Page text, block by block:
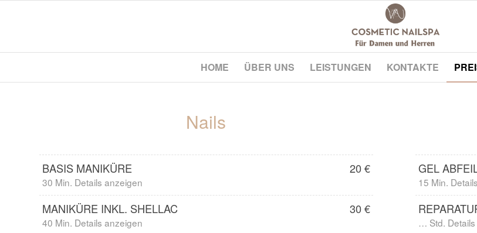
HOME ÜBER UNS LEISTUNGEN KONTAKTE
Nails
BASIS MANIKÜRE 20 €
30 Min. Details anzeigen
MANIKÜRE INKL. SHELLAC 30 €
40 Min. Details anzeigen
GEL
15 Min.
… Std.